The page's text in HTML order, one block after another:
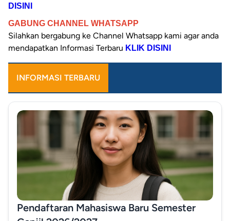
DISINI
GABUNG CHANNEL WHATSAPP
Silahkan bergabung ke Channel Whatsapp kami agar anda
mendapatkan Informasi Terbaru KLIK DISINI
INFORMASI TERBARU
Pendaftaran Mahasiswa Baru Semester